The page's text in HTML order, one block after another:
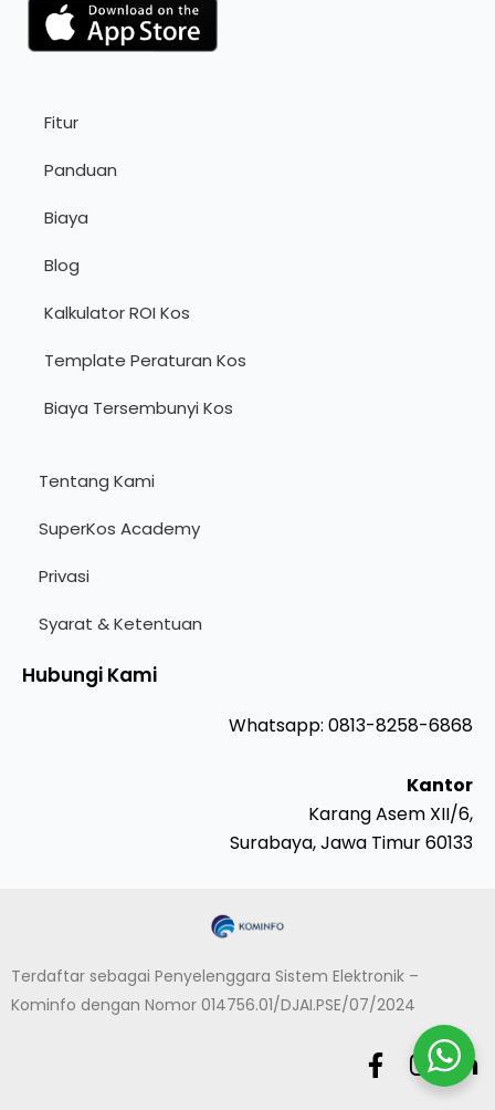
Fitur
Panduan
Biaya
Blog
Kalkulator ROI Kos
Template Peraturan Kos
Biaya Tersembunyi Kos
Tentang Kami
SuperKos Academy
Privasi
Syarat & Ketentuan
Hubungi Kami
Whatsapp: 0813-8258-6868
Kantor
Karang Asem XII/6,
Surabaya, Jawa Timur 60133
Terdaftar sebagai Penyelenggara Sistem Elektronik –
Kominfo dengan Nomor 014756.01/DJAI.PSE/07/2024
F
a n
L
i